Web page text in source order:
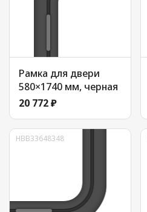
Рамка для двери
580×1740 мм, черная
20 772 ₽
HBB33648348